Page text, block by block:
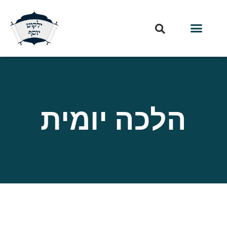
הלכה יומית